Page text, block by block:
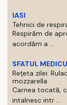
IASI
Tehnici de
Respirăm de
acordăm a ...
SFATUL
Rețeta zilei:
mozzarella
Carnea tocată,
intalnesc intr ...